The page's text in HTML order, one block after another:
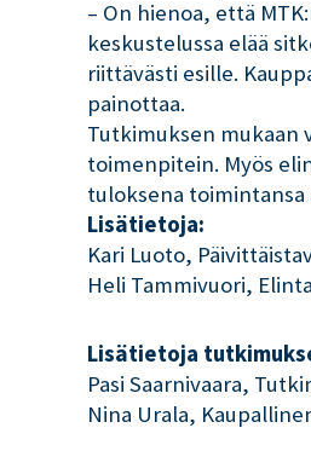
– On hienoa, että
keskustelussa elää
riittävästi esille.
painottaa.
Tutkimuksen mukaan
toimenpitein. Myös
tuloksena toimintansa
Lisätietoja:
Kari Luoto,
Heli Tammivuori,
Lisätietoja
Pasi Saarnivaara,
Nina Urala,